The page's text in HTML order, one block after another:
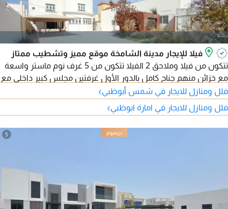
فيلا للإيجار مدينة الشامخة موقع مميز وتشطيب ممتاز
تتكون من فيلا وملاحق 2 الفيلا تتكون من 5 غرف نوم ماستر واسعة
مع خزائن منهم جناح كامل بالدور الأول غرفتين مجلس كبير داخلي مع
مغاسل 02 صالة عائلية مطبخ رئيسي داخلي واسع جدا مطبخ
تحضيري بالدور الأول غرفة خادمة على الرووف الملحق الأول يتكون
من مجلس رجال كبير مع مغاسل غرفة طعام واسعة جدا الملحق
الثاني عبارة عن مطبخ ديرتي كيتشن مع ستور وغرفة سائق الفيلا
فلل ومنازل للايجار في شمس أبوظبي›
فلل ومنازل للايجار في امارة ابوظبي›
5